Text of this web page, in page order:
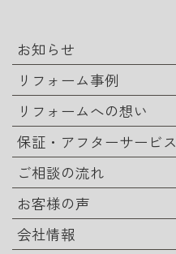
お知らせ
リフォーム事例
リフォームへの想い
保証・アフターサービス
ご相談の流れ
お客様の声
会社情報